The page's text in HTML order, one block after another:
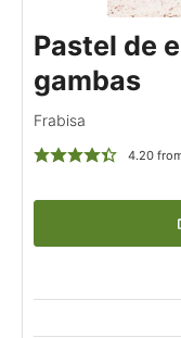
Pastel de
gambas
Frabisa
4.20